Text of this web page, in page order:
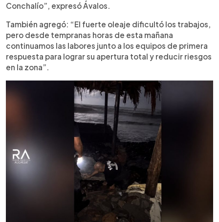
Conchalío”, expresó Ávalos.
También agregó: “El fuerte oleaje dificultó los trabajos,
pero desde tempranas horas de esta mañana
continuamos las labores junto a los equipos de primera
respuesta para lograr su apertura total y reducir riesgos
en la zona”.